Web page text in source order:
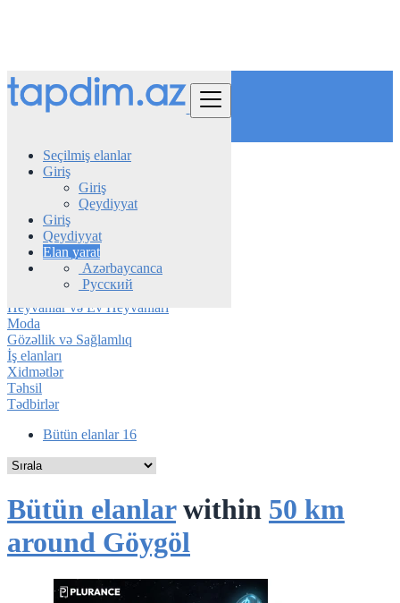
Seçilmiş elanlar
Giriş
Giriş
Qeydiyyat
Giriş
Qeydiyyat
Elan yarat
Azərbaycanca
Русский
Azerbaijan
Göygöl
Avtomobil
Telefon & Planşet
Elektronika
Mebel & Məişət texnikası
Daşınmaz əmlak
Heyvanlar və Ev Heyvanları
Moda
Gözəllik və Sağlamlıq
İş elanları
Xidmətlər
Təhsil
Tədbirlər
Bütün elanlar 16
Bütün elanlarwithin 50 km
around Göygöl